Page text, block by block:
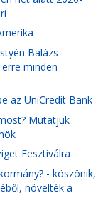
Balázs
minden
az UniCredit Bank
Mutatjuk
Fesztiválra
- köszönik,
növelték a